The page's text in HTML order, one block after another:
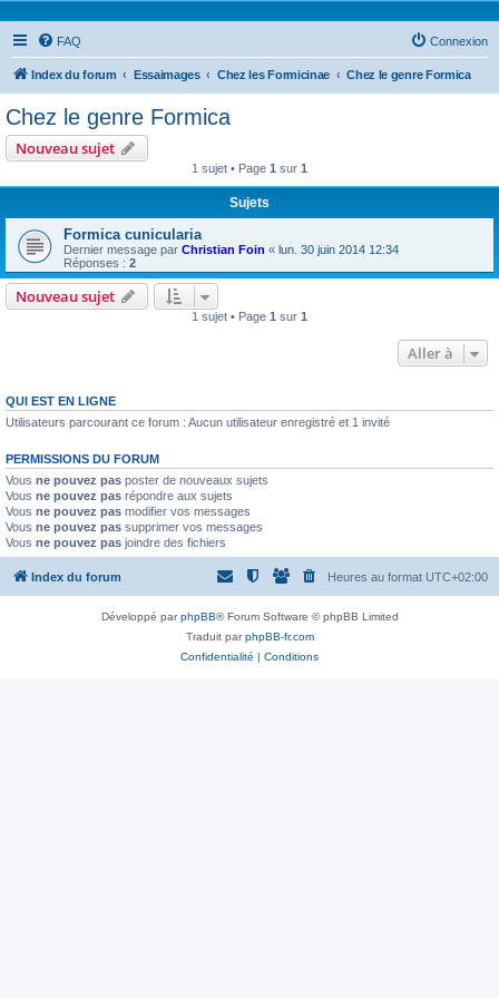
FAQ Connexion
Index du forum Essaimages Chez les Formicinae Chez le genre Formica
Chez le genre Formica
Nouveau sujet
1 sujet • Page 1 sur 1
Sujets
Formica cunicularia
Dernier message par Christian Foin « lun. 30 juin 2014 12:34
Réponses : 2
Nouveau sujet
1 sujet • Page 1 sur 1
Aller à
QUI EST EN LIGNE
Utilisateurs parcourant ce forum : Aucun utilisateur enregistré et 1 invité
PERMISSIONS DU FORUM
Vous ne pouvez pas poster de nouveaux sujets
Vous ne pouvez pas répondre aux sujets
Vous ne pouvez pas modifier vos messages
Vous ne pouvez pas supprimer vos messages
Vous ne pouvez pas joindre des fichiers
Index du forum Heures au format UTC+02:00
Développé parphpBB® Forum Software © phpBB Limited
Traduit parphpBB-fr.com
Confidentialité | Conditions